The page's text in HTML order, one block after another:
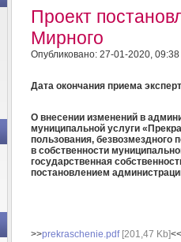
Проект
Мирного
Опубликовано: 27-01-2020, 09:38
Дата окончания приема
О внесении изменений в
муниципальной услуги
пользования, безвозмездного
в собственности
государственная
постановлением
>>prekraschenie.pdf[201,47 Kb]<<